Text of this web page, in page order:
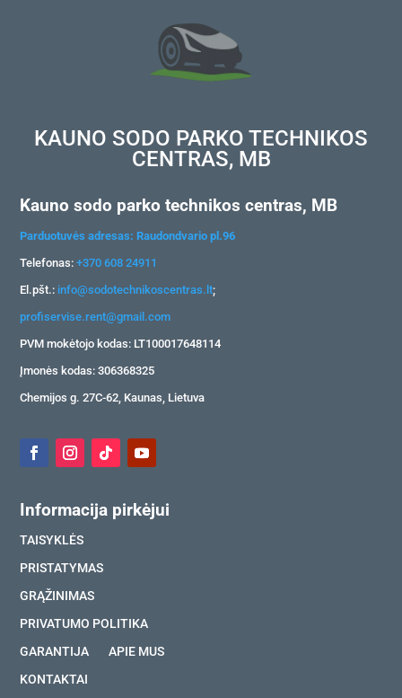
KAUNO SODO PARKO TECHNIKOS
CENTRAS, MB
Kauno sodo parko technikos centras, MB
Parduotuvės adresas: Raudondvario pl.96
Telefonas:+370 608 24911
El.pšt.: info@sodotechnikoscentras.lt;
profiservise.rent@gmail.com
PVM mokėtojo kodas: LT100017648114
Įmonės kodas: 306368325
Chemijos g. 27C-62, Kaunas, Lietuva
Informacija pirkėjui
TAISYKLĖS
PRISTATYMAS
GRĄŽINIMAS
PRIVATUMO POLITIKA
GARANTIJA
APIE MUS
KONTAKTAI